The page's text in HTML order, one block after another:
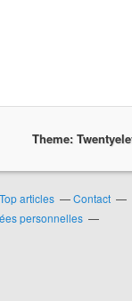
Theme:
Top articles
Contact
personnelles